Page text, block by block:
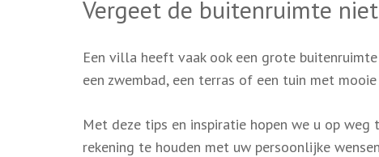
Vergeet de buitenruimte niet
Een villa heeft vaak ook een grote
een zwembad, een terras of een tuin met
Met deze tips en inspiratie hopen we u op
rekening te houden met uw persoonlijke